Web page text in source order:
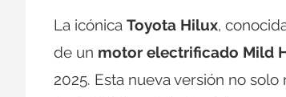
La icónica Toyota Hilux,
de un motor electrificado Mild
2025. Esta nueva versión no